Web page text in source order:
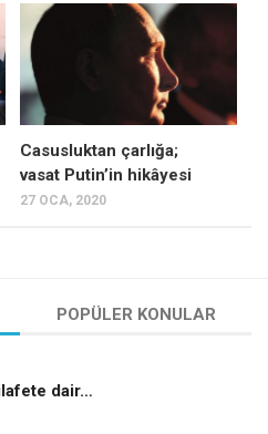
Casusluktan çarlığa;
vasat Putin’in hikâyesi
27 OCA, 2020
POPÜLER KONULAR
dair…